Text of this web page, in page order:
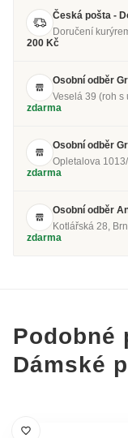
Česká pošta -
Doručení
200 Kč
Osobní odběr
Veselá 39 (roh s
zdarma
Osobní odběr
Opletalova
zdarma
Osobní odběr
Kotlářská 28,
zdarma
Podobné
Dámské